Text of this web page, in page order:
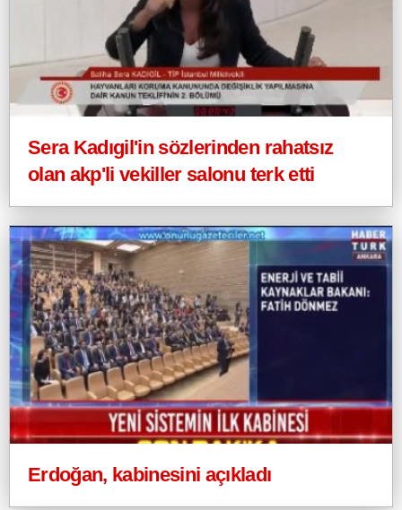
Sera Kadıgil'in sözlerinden rahatsız
olan akp'li vekiller salonu terk etti
Erdoğan, kabinesini açıkladı